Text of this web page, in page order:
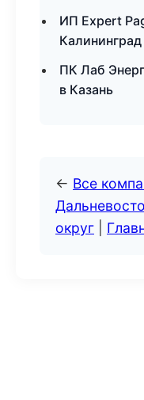
ИП Expert
Калининград
ПК Лаб
в Казань
← Все
округ